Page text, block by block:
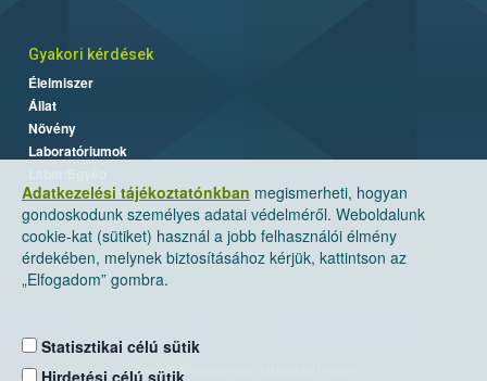
Adatkezelési tájékoztatónkban megismerheti, hogyan
gondoskodunk személyes adatai védelméről. Weboldalunk
cookie-kat (sütiket) használ a jobb felhasználói élmény
érdekében, melynek biztosításához kérjük, kattintson az
„Elfogadom” gombra.
Statisztikai célú sütik
Hirdetési célú sütik
Gyakori kérdések
Élelmiszer
Állat
Növény
Laboratóriumok
Nemzeti Élelmiszerlánc-biztonsági Hivatal